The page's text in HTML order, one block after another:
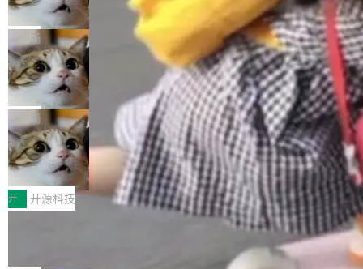
O而言，这提示了一个转变：AI测试正在从效率
工具升级为企业的质量基础设施。 CIO面对的新
现实 过去两年，CIO们的焦虑清单上多了两项：
一是如何让大模型和智能体应用安全地从PoC走
向生产，二是如何让测试团队跟得上AI应用...
型系统的学术体操，是日常编码的思维方式。 文
章从一个简单的例子切入。一个网站的深色主题
设置，如果用布尔值 + 可空字段来表示——bool
ean 表示是否可切换，nullable 的默认模式、浅
色方案、深色方案——会产生大量无意义的组
合。方案缺了、配置冲突了、全 null 了。要知道
哪些组合有效，作者说，你得靠"文档、校验、或
者部落知识"。 换个写法。Rust 的 enum，两个
变体：Switchable...
dflare OS
Cloudflare 发布了一个开源项目 Cloudflare O
S。如果你只看官方博客，你会觉得这是又一
个"AI 知识库 + 聊天机器人"——每个大厂都在
做，没什么新鲜的。 但 Kenton Varda 在 Twitte
r 上把事情说清楚了： 今天我们发布了 Cloudfla
re OS，一个带连接器的聊天机器人，跟其他所
有科技公司做的一样。只不过，实际上它不一
样。这是 Sandstorm.io 的重制版，我十年前的
那个创业公司。不同的是，这次它构建在 Cloudf
lare Workers 上——我花了九年时间搭建的平台
——并且深度集成了 AI。这基本上是我十年秘密
局
Deno 团队开源 Celld，可自托管的分
布式 Durable Objects
Ryan Dahl 领导的 Deno 团队推出了最新开源项
目 Celld，一个能在自己机器上运行 Cloudflare
Workers 和 Durable Objects 的守护进程。 设
计思路很直接：每个对象是一个独立的 SQLite
数据库，按名称寻址，复制到你自己的 S3 兼容
存储库里。节点之间只通过这个存储库协调——
没有控制平面，没有共识协议。每个对象自带一
个小型数据库，应用天然按分片构建，单个数据
库的竞争和爆炸半径问题在设计层面就被消除
局
鲁大师7月新机性能/流畅/AI榜：vivo夺
性能、流畅双第一，三星Galaxy Z系列
新折叠缺席
2026年7月的手机市场，由于存储等硬件成本暴
增，手机厂商的日子也不好过啊，新机速度明显
放缓，因此硝烟味淡了许多。新机参数规格除开
高价的三星折叠（三星Galaxy Z Fold8 Ultra / Z
Fold8 / Z Flip8）外，其余要么是中低端机器，
开 开源科技
Zed 编辑器团队发布了新项目——DeltaDB，一